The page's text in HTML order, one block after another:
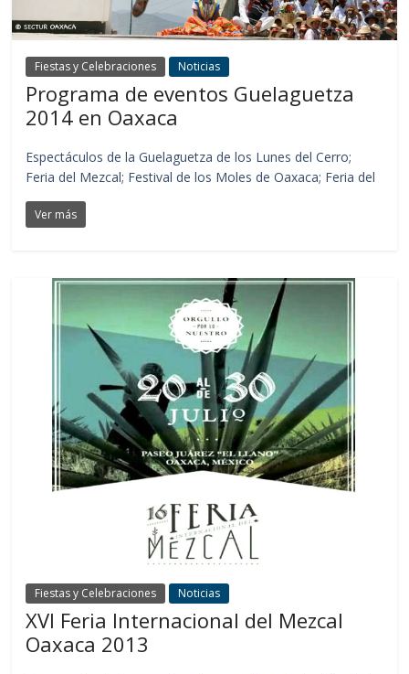
Fiestas y Celebraciones Noticias
Programa de eventos Guelaguetza
2014 en Oaxaca
Espectáculos de la Guelaguetza de los Lunes del Cerro;
Feria del Mezcal; Festival de los Moles de Oaxaca; Feria del
Ver más
Fiestas y Celebraciones Noticias
XVI Feria Internacional del Mezcal
Oaxaca 2013